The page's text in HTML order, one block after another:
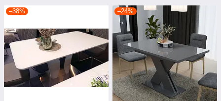
–38% –24%